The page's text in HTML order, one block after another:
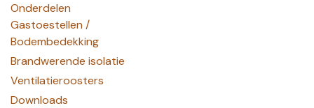
Onderdelen
Gastoestellen /
Bodembedekking
Brandwerende isolatie
Ventilatieroosters
Downloads